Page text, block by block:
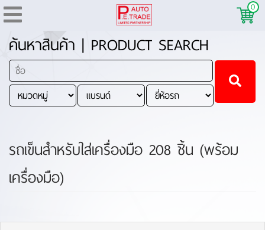
0
ค้นหาสินค้า | PRODUCT SEARCH
รถเข็นสำหรับใส่เครื่องมือ 208 ชิ้น (พร้อม
เครื่องมือ)